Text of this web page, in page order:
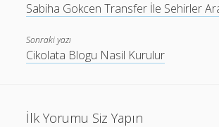
Sabiha Gokcen Transfer İle Sehirler
Sonraki yazı
Cikolata Blogu Nasil Kurulur
İlk Yorumu Siz Yapın